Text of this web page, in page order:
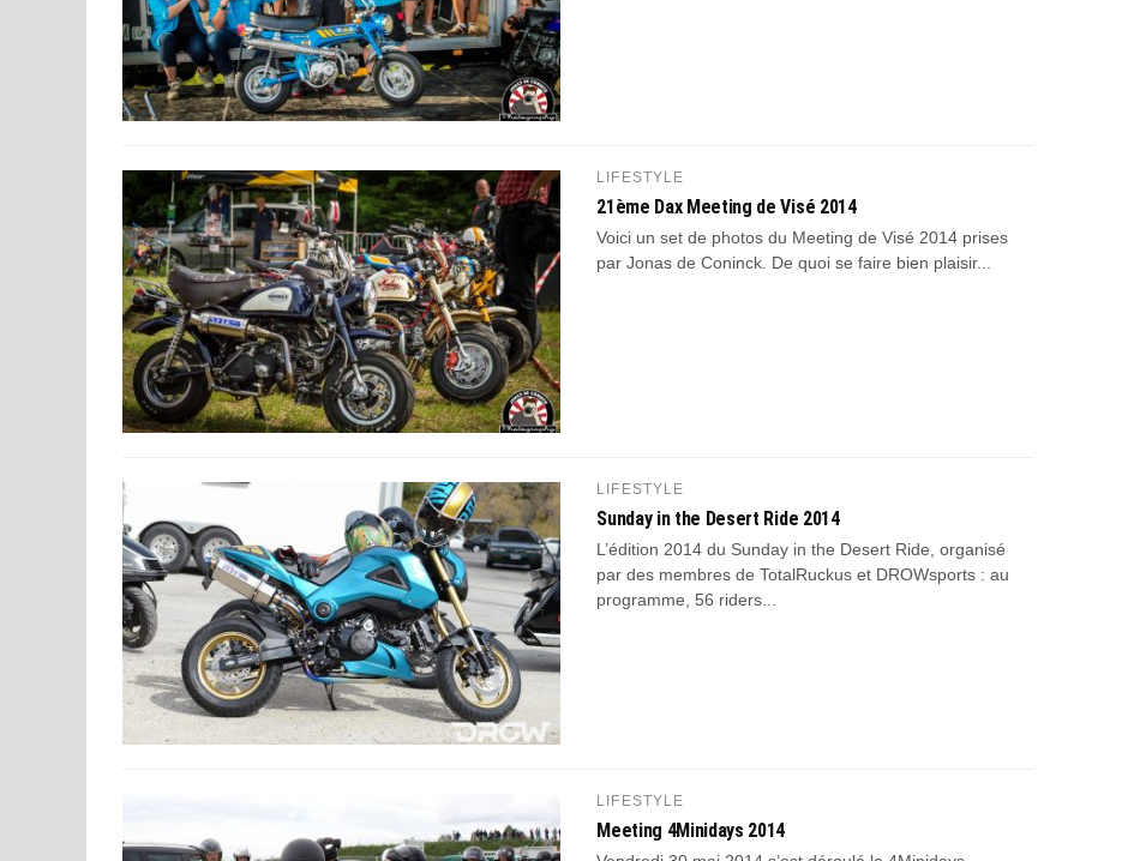
LIFESTYLE
21ème Dax Meeting de Visé 2014
Voici un set de photos du Meeting de Visé 2014 prises
par Jonas de Coninck. De quoi se faire bien plaisir...
LIFESTYLE
Sunday in the Desert Ride 2014
L’édition 2014 du Sunday in the Desert Ride, organisé
par des membres de TotalRuckus et DROWsports : au
programme, 56 riders...
LIFESTYLE
Meeting 4Minidays 2014